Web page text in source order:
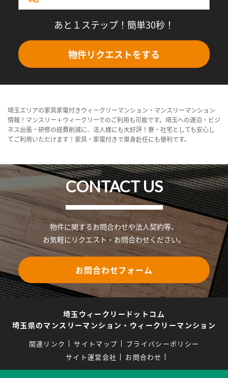
あと１ステップ！簡単30秒！
物件リクエストをする
埼玉エリアの家具家電付きウィークリーマンション・マンスリーマンション
情報！マンスリー＋ウィークリーでのご利用も可能です。埼玉への連泊・ビジ
ネス出張・研修の経費削減に、法人様にも大好評！寮・社宅としても安心し
てご利用いただけます！家具・家電付きで単身赴任にも便利です。
CONTACT US
物件に関するお問合わせや法人契約等、
お気軽にリクエスト・お問合わせください。
お問合わせフォーム
埼玉ウィークリードットコム
埼玉県のマンスリーマンション・ウィークリーマンション
関連リンク サイトマップ
プライバシーポリシー
サイト運営会社
お問合わせ